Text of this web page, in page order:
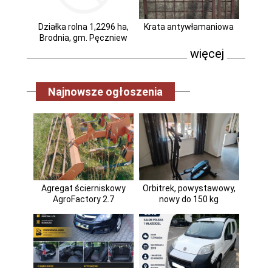
Działka rolna 1,2296 ha,
Brodnia, gm. Pęczniew
Krata antywłamaniowa
więcej
Najnowsze ogłoszenia
Agregat ścierniskowy
AgroFactory 2.7
Orbitrek, powystawowy,
nowy do 150 kg